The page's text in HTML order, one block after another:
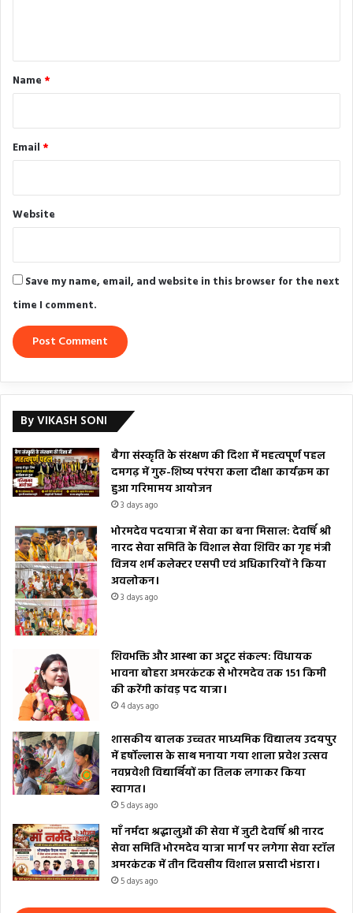
*
Name *
Email *
Website
Save my name, email, and website in this browser for the next
time I comment.
By VIKASH SONI
बैगा संस्कृति के संरक्षण की दिशा में महत्वपूर्ण पहल
दमगढ़ में गुरु-शिष्य परंपरा कला दीक्षा कार्यक्रम का
हुआ गरिमामय आयोजन
3 days ago
भोरमदेव पदयात्रा में सेवा का बना मिसाल: देवर्षि श्री
नारद सेवा समिति के विशाल सेवा शिविर का गृह मंत्री
विजय शर्म कलेक्टर एसपी एवं अधिकारियों ने किया
अवलोकन।
3 days ago
शिवभक्ति और आस्था का अटूट संकल्प: विधायक
भावना बोहरा अमरकंटक से भोरमदेव तक 151 किमी
की करेंगी कांवड़ पद यात्रा।
4 days ago
शासकीय बालक उच्चतर माध्यमिक विद्यालय उदयपुर
में हर्षोल्लास के साथ मनाया गया शाला प्रवेश उत्सव
नवप्रवेशी विद्यार्थियों का तिलक लगाकर किया
स्वागत।
5 days ago
माँ नर्मदा श्रद्धालुओं की सेवा में जुटी देवर्षि श्री नारद
सेवा समिति भोरमदेव यात्रा मार्ग पर लगेगा सेवा स्टॉल
अमरकंटक में तीन दिवसीय विशाल प्रसादी भंडारा।
5 days ago